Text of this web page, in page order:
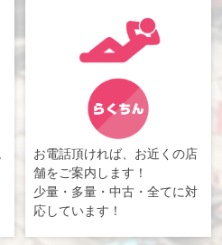
お電話頂ければ、お近くの店
舗をご案内します！
少量・多量・中古・全てに対
応しています！